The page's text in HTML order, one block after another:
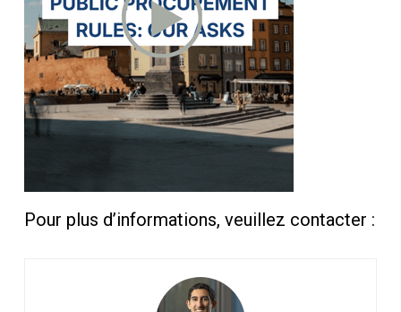
Pour plus d’informations, veuillez contacter :